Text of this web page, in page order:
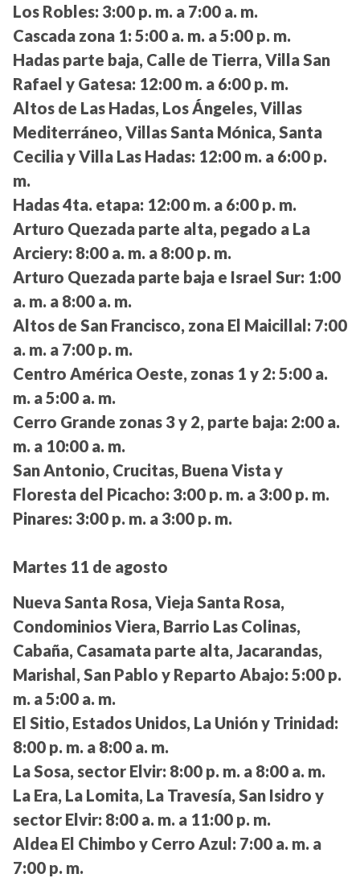
Los Robles: 3:00 p. m. a 7:00 a. m.
Cascada zona 1: 5:00 a. m. a 5:00 p. m.
Hadas parte baja, Calle de Tierra, Villa San
Rafael y Gatesa: 12:00 m. a 6:00 p. m.
Altos de Las Hadas, Los Ángeles, Villas
Mediterráneo, Villas Santa Mónica, Santa
Cecilia y Villa Las Hadas: 12:00 m. a 6:00 p.
m.
Hadas 4ta. etapa: 12:00 m. a 6:00 p. m.
Arturo Quezada parte alta, pegado a La
Arciery: 8:00 a. m. a 8:00 p. m.
Arturo Quezada parte baja e Israel Sur: 1:00
a. m. a 8:00 a. m.
Altos de San Francisco, zona El Maicillal: 7:00
a. m. a 7:00 p. m.
Centro América Oeste, zonas 1 y 2: 5:00 a.
m. a 5:00 a. m.
Cerro Grande zonas 3 y 2, parte baja: 2:00 a.
m. a 10:00 a. m.
San Antonio, Crucitas, Buena Vista y
Floresta del Picacho: 3:00 p. m. a 3:00 p. m.
Pinares: 3:00 p. m. a 3:00 p. m.
Martes 11 de agosto
Nueva Santa Rosa, Vieja Santa Rosa,
Condominios Viera, Barrio Las Colinas,
Cabaña, Casamata parte alta, Jacarandas,
Marishal, San Pablo y Reparto Abajo: 5:00 p.
m. a 5:00 a. m.
El Sitio, Estados Unidos, La Unión y Trinidad:
8:00 p. m. a 8:00 a. m.
La Sosa, sector Elvir: 8:00 p. m. a 8:00 a. m.
La Era, La Lomita, La Travesía, San Isidro y
sector Elvir: 8:00 a. m. a 11:00 p. m.
Aldea El Chimbo y Cerro Azul: 7:00 a. m. a
7:00 p. m.